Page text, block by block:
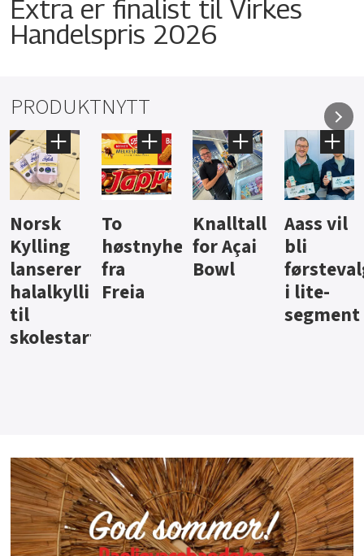
Extra er finalist til Virkes
Handelspris 2026
PRODUKTNYTT
Knalltall
for Açai
Bowl
Aass vil
bli
førstevalg
i lite-
Brus og
jus fra
Berentsen
Hard
iste fra
Hansa